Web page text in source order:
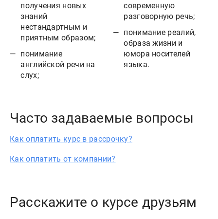
получения новых
знаний
нестандартным и
приятным образом;
понимание
английской речи на
слух;
современную
разговорную речь;
понимание реалий,
образа жизни и
юмора носителей
языка.
Часто задаваемые вопросы
Как оплатить курс в рассрочку?
Как оплатить от компании?
Расскажите о курсе друзьям